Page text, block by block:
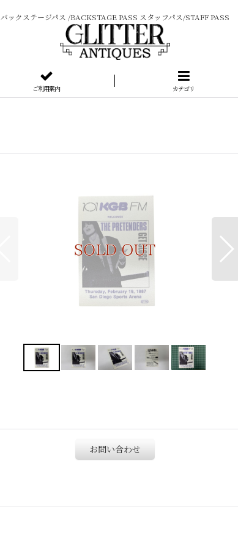
バックステージパス /BACKSTAGE PASS スタッフパス/STAFF PASS
ご利用案内 カテゴリ
お問い合わせ